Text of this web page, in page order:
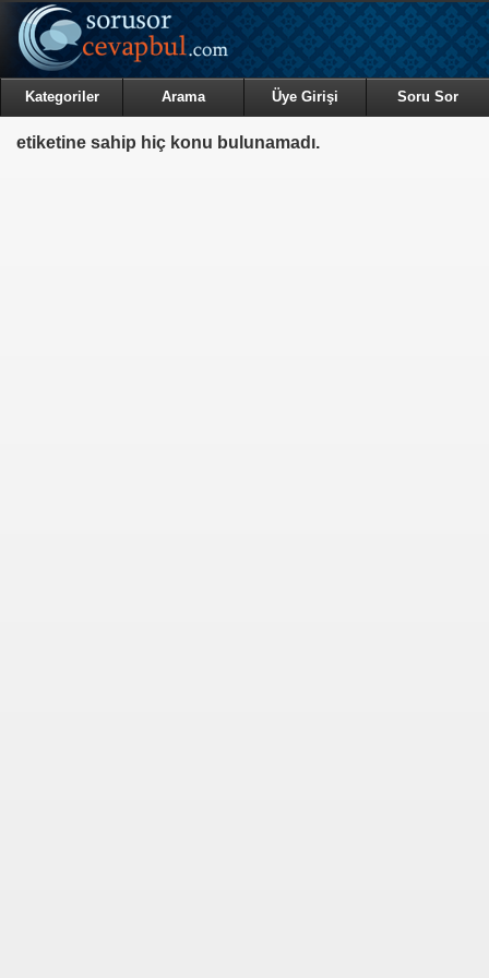
Kategoriler Arama Üye Girişi Soru Sor
etiketine sahip hiç konu bulunamadı.